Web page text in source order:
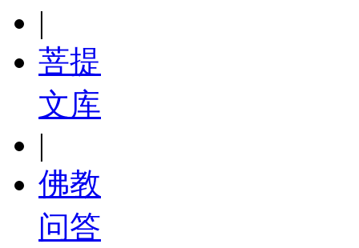
|
菩提
文库
|
佛教
问答